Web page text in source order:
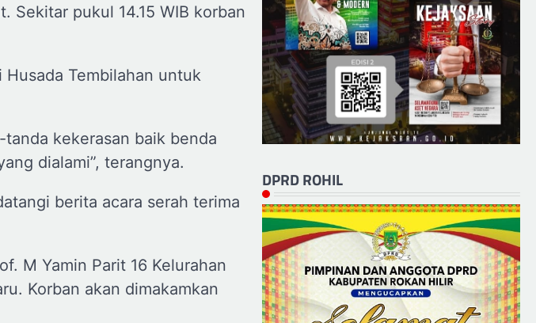
Sekitar pukul 14.15 WIB korban
Tembilahan untuk
kekerasan baik benda
dialami”, terangnya.
berita acara serah terima
M Yamin Parit 16 Kelurahan
Korban akan dimakamkan
DPRD ROHIL